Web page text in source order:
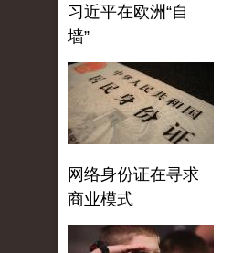
习近平在欧洲“自
墙”
网络身份证在寻求
商业模式